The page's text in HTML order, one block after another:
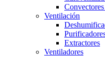
Ventilación
Extractores
Ventiladores